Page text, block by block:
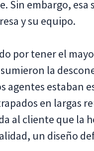
Sin embargo, esa
y su equipo.
por tener el
la
agentes estaban
en largas
al cliente que la
un diseño